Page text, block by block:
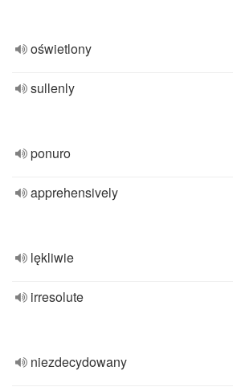
oświetlony
sullenly
ponuro
apprehensively
lękliwie
irresolute
niezdecydowany